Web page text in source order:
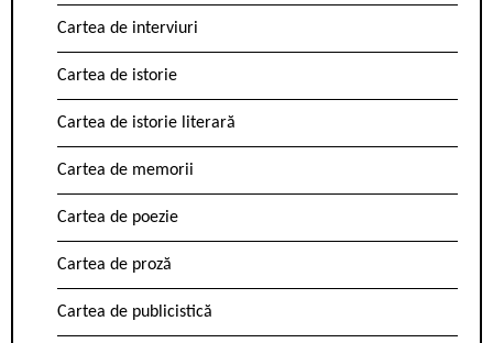
Cartea de interviuri
Cartea de istorie
Cartea de istorie literară
Cartea de memorii
Cartea de poezie
Cartea de proză
Cartea de publicistică